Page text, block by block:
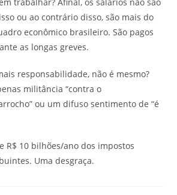
ou ao contrário disso, são mais do
econômico brasileiro. São pagos
as longas greves.
responsabilidade, não é mesmo?
militância “contra o
ou um difuso sentimento de “é
R$ 10 bilhões/ano dos impostos
Uma desgraça.